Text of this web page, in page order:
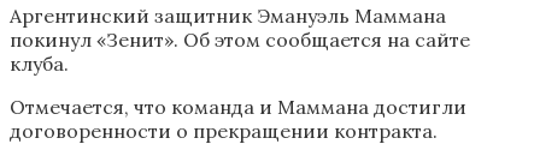
Аргентинский защитник Эмануэль Маммана
покинул «Зенит». Об этом сообщается на сайте
клуба.
Отмечается, что команда и Маммана достигли
договоренности о прекращении контракта.